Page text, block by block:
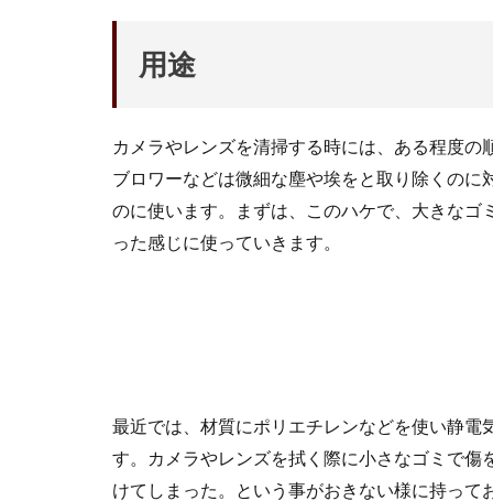
用途
カメラやレンズを清掃する時には、ある程度の
ブロワーなどは微細な塵や埃をと取り除くの
のに使います。まずは、このハケで、大きな
った感じに使っていきます。
最近では、材質にポリエチレンなどを使い静
す。カメラやレンズを拭く際に小さなゴミで
けてしまった。という事がおきない様に持って